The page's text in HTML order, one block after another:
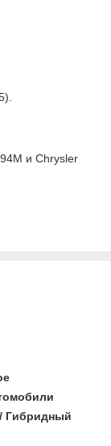
и Chrysler
Гибридный